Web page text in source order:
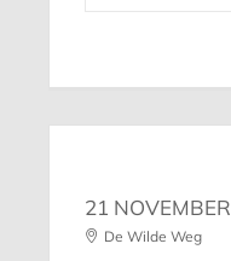
21 NOVEMBER
De Wilde Weg